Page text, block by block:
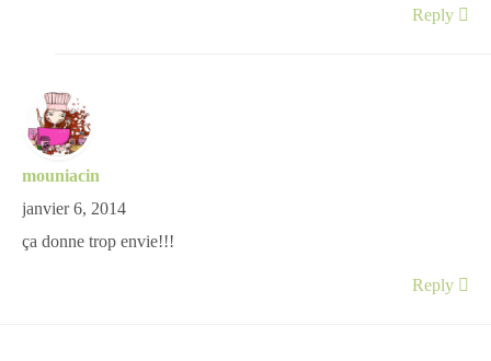
Reply
mouniacin
janvier 6, 2014
ça donne trop envie!!!
Reply